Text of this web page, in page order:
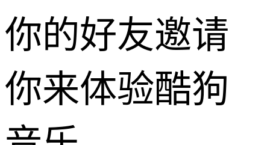
你的好友邀请
你来体验酷狗